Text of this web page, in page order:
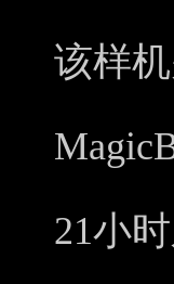
该样
21小